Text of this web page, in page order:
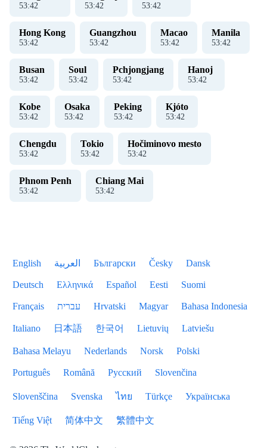
53:42 53:42 53:42
Hong Kong
53:42
Guangzhou
53:42
Macao
53:42
Manila
53:42
Busan
53:42
Soul
53:42
Pchjongjang
53:42
Hanoj ​​
53:42
Kobe
53:42
Osaka
53:42
Peking
53:42
Kjóto
53:42
Chengdu
53:42
Tokio
53:42
Hočiminovo mesto
53:42
Phnom Penh
53:42
Chiang Mai
53:42
English العربية Български Česky Dansk
Deutsch Ελληνικά Español Eesti Suomi
Français עברית Hrvatski Magyar Bahasa Indonesia
Italiano 日本語 한국어 Lietuvių Latviešu
Bahasa Melayu Nederlands Norsk Polski
Português Română Русский Slovenčina
Slovenščina Svenska ไทย Türkçe Українська
Tiếng Việt 简体中文 繁體中文